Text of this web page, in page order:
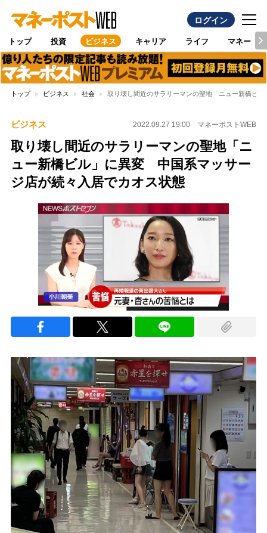
ログイン
トップ 投資 ビジネス キャリア ライフ マネー
トップ ビジネス 社会 取り壊し間近のサラリーマンの聖地「ニュー新橋ビ
ビジネス 2022.09.27 19:00 マネーポストWEB
取り壊し間近のサラリーマンの聖地「ニ
ュー新橋ビル」に異変 中国系マッサー
ジ店が続々入居でカオス状態